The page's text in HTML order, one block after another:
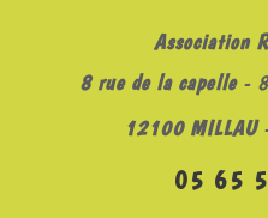
Association
8 rue de la capelle- 8
12100 MILLAU
05 65